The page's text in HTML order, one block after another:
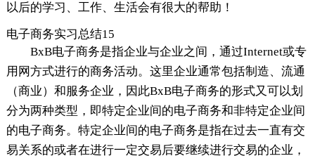
以后的学习、工作、生活会有很大的帮助！
电子商务实习总结15
BxB电子商务是指企业与企业之间，通过Internet或专
用网方式进行的商务活动。这里企业通常包括制造、流通
（商业）和服务企业，因此BxB电子商务的形式又可以划
分为两种类型，即特定企业间的电子商务和非特定企业间
的电子商务。特定企业间的电子商务是指在过去一直有交
易关系的或者在进行一定交易后要继续进行交易的企业，